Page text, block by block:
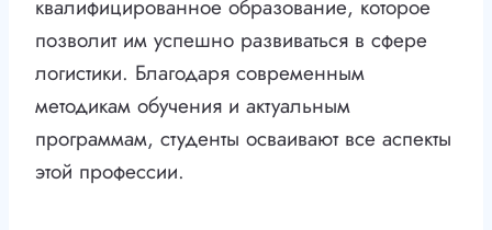
квалифицированное образование, которое
позволит им успешно развиваться в сфере
логистики. Благодаря современным
методикам обучения и актуальным
программам, студенты осваивают все аспекты
этой профессии.